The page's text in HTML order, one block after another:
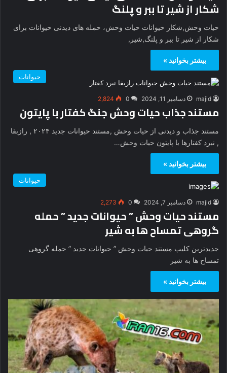
شکار از شیر تا ببر و پلنگ
حیات وحش,شکار حیوانات حیات وحش، حمله های دیدنی حیوانات برای
شکار از شیر تا ببر و پلنگ,شیر,
بیشتر بخوانید »
حیوانات
majid دسامبر 11, 2024 0
2,824
مستند جذاب حیات وحش جنگ کفتار با پایتون
مستند جذاب و دیدنی از حیات وحش ,مستند حیوانات جدید ۲۰۲۴ , رازبقا
, نبرد کفتارها با پایتون حیات وحش…
بیشتر بخوانید »
حیوانات
majid دسامبر 7, 2024 0
2,273
مستند حیات وحش ” حیوانات جدید ” حمله
گروهی تمساح ها به شیر
جدیدترین کلیپ مستند حیات وحش ” حیوانات جدید ” حمله گروهی
تمساح ها به شیر
بیشتر بخوانید »